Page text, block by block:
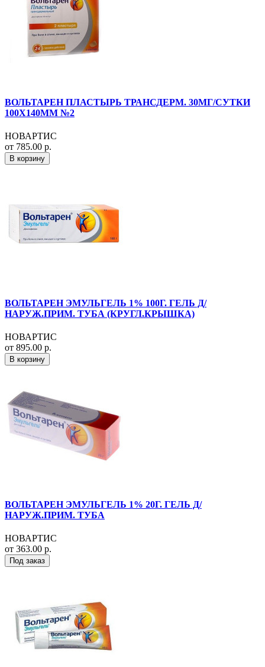
ВОЛЬТАРЕН ПЛАСТЫРЬ ТРАНСДЕРМ. 30МГ/СУТКИ
100Х140ММ №2
НОВАРТИС
от 785.00 р.
В корзину
ВОЛЬТАРЕН ЭМУЛЬГЕЛЬ 1% 100Г. ГЕЛЬ Д/
НАРУЖ.ПРИМ. ТУБА (КРУГЛ.КРЫШКА)
НОВАРТИС
от 895.00 р.
В корзину
ВОЛЬТАРЕН ЭМУЛЬГЕЛЬ 1% 20Г. ГЕЛЬ Д/
НАРУЖ.ПРИМ. ТУБА
НОВАРТИС
от 363.00 р.
Под заказ